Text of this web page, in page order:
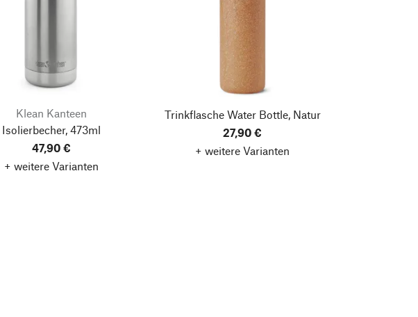
Klean Kanteen
Isolierbecher, 473ml
47,90 €
+ weitere Varianten
Trinkflasche Water Bottle, Natur
27,90 €
+ weitere Varianten